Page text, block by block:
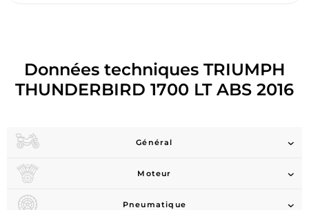
Données techniques TRIUMPH
THUNDERBIRD 1700 LT ABS 2016
Général
Moteur
Pneumatique